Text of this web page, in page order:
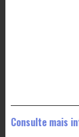
Consulte mais